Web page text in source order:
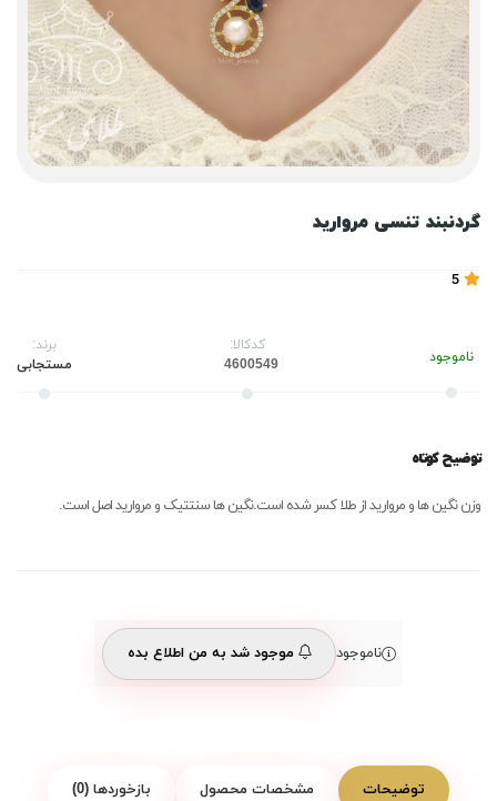
گردنبند تنسی مروارید
ناموجود
کدکالا:
برند:
مستجابی
توضیح کوتاه
وزن نگین ها و مروارید از طلا کسر شده است.نگین ها سنتتیک و مروارید اصل است.
ناموجود موجود شد به من اطلاع بده
توضیحات مشخصات محصول بازخوردها (0)